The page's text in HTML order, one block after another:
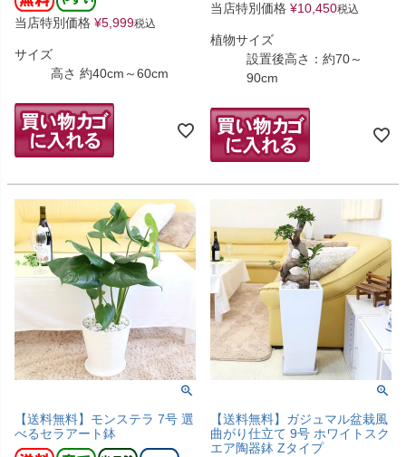
当店特別価格 ¥5,999税込
サイズ
高さ 約40cm～60cm
当店特別価格 ¥10,450税込
植物サイズ
設置後高さ：約70～
90cm
【送料無料】モンステラ 7号 選
べるセラアート鉢
【送料無料】ガジュマル盆栽風
曲がり仕立て 9号 ホワイトスク
エア陶器鉢 Zタイプ